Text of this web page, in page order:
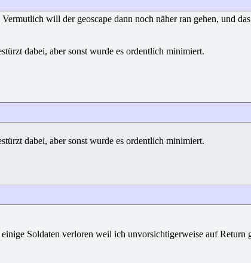
will der geoscape dann noch näher ran gehen,
dabei, aber sonst wurde es ordentlich minimiert.
dabei, aber sonst wurde es ordentlich minimiert.
Soldaten verloren weil ich unvorsichtigerweise auf Return